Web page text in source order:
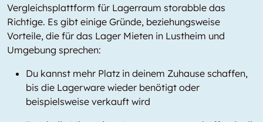
Vergleichsplattform für Lagerraum storabble das
Richtige. Es gibt einige Gründe, beziehungsweise
Vorteile, die für das Lager Mieten in Lustheim und
Umgebung sprechen:
Du kannst mehr Platz in deinem Zuhause schaffen,
bis die Lagerware wieder benötigt oder
beispielsweise verkauft wird